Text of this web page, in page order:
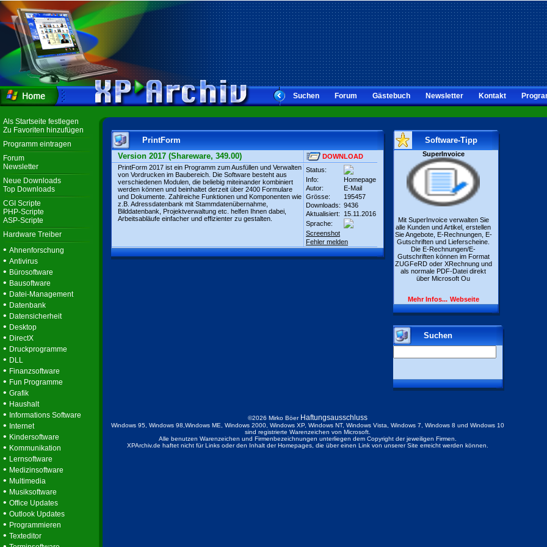
Suchen Forum Gästebuch Newsletter Kontakt
Als Startseite festlegen
Zu Favoriten hinzufügen
Programm eintragen
Forum
Newsletter
Neue Downloads
Top Downloads
CGI Scripte
PHP-Scripte
ASP-Scripte
Hardware Treiber
• Ahnenforschung
• Antivirus
• Bürosoftware
• Bausoftware
• Datei-Management
• Datenbank
• Datensicherheit
• Desktop
• DirectX
• Druckprogramme
• DLL
• Finanzsoftware
• Fun Programme
• Grafik
• Haushalt
• Informations Software
• Internet
• Kindersoftware
• Kommunikation
• Lernsoftware
• Medizinsoftware
• Multimedia
• Musiksoftware
• Office Updates
• Outlook Updates
• Programmieren
• Texteditor
PrintForm
Version 2017 (Shareware, 349.00)
DOWNLOAD
PrintForm 2017 ist ein Programm zum Ausfüllen und Verwalten
von Vordrucken im Baubereich. Die Software besteht aus
verschiedenen Modulen, die beliebig miteinander kombiniert
werden können und beinhaltet derzeit über 2400 Formulare
und Dokumente. Zahlreiche Funktionen und Komponenten wie
z.B. Adressdatenbank mit Stammdatenübernahme,
Bilddatenbank, Projektverwaltung etc. helfen Ihnen dabei,
Arbeitsabläufe einfacher und effizienter zu gestalten.
Status:
Info:
Homepage
Autor:
E-Mail
Grösse:
195457
Downloads: 9436
Aktualisiert:
15.11.2016
Sprache:
Screenshot
Fehler melden
Software-Tipp
SuperInvoice
Mit SuperInvoice verwalten Sie
alle Kunden und Artikel, erstellen
Sie Angebote, E-Rechnungen, E-
Gutschriften und Lieferscheine.
Die E-Rechnungen/E-
Gutschriften können im Format
ZUGFeRD oder XRechnung und
als normale PDF-Datei direkt
über Microsoft Ou
Mehr Infos... Webseite
Suchen
©2026 Mirko Böer Haftungsausschluss
Windows 95, Windows 98,Windows ME, Windows 2000, Windows XP, Windows NT, Windows Vista, Windows 7, Windows 8 und Windows 10
sind registrierte Warenzeichen von Microsoft.
Alle benutzen Warenzeichen und Firmenbezeichnungen unterliegen dem Copyright der jeweiligen Firmen.
XPArchiv.de haftet nicht für Links oder den Inhalt der Homepages, die über einen Link von unserer Site erreicht werden können.